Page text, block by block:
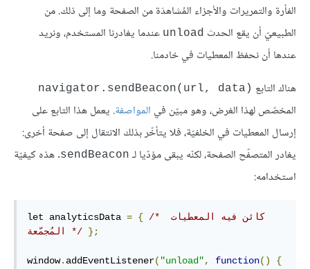
الفأرة والتمريرات واﻷجزاء المُشاهدَة من الصفحة وما إلى ذلك. من
الطبيعيّ أن يقع الحدث unload عندما يغادرنا المستخدم، ونريد
عندها أن نحفظ المعطيات في خادمنا.
هناك التابع navigator.sendBeacon(url, data)‎
المخصّص لهذا الغرض، وهو مبيّن في المواصفة. يعمل هذا التابع على
إرسال المعطيات في الخلفيّة، فلا يتأخّر بذلك الانتقال إلى صفحة أخرى:
يغادر المتصفّح الصفحة، لكنّه يبقى مؤدّيا لـ sendBeacon. هذه كيفيّة
استخدامه:
let analyticsData = { /* كائن فيه المعطيات
المُجمّعة */ };
window. addEventListener( "unload", function()
{